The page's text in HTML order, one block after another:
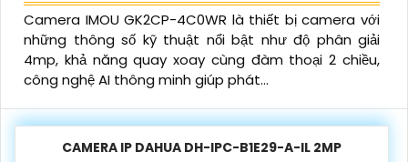
Camera IMOU GK2CP-4C0WR là thiết bị camera với
những thông số kỹ thuật nổi bật như độ phân giải
4mp, khả năng quay xoay cùng đàm thoại 2 chiều,
công nghệ AI thông minh giúp phát...
CAMERA IP DAHUA DH-IPC-B1E29-A-IL 2MP